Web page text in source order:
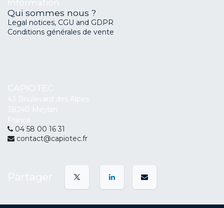
Qui sommes nous ?
Legal notices, CGU and GDPR
Conditions générales de vente
04 58 00 16 31
contact@capiotec.fr